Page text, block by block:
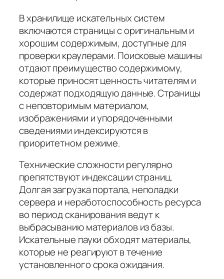
В хранилище искательных систем
включаются страницы с оригинальным и
хорошим содержимым, доступные для
проверки краулерами. Поисковые машины
отдают преимущество содержимому,
которые приносят ценность читателям и
содержат подходящую данные. Страницы
с неповторимым материалом,
изображениями и упорядоченными
сведениями индексируются в
приоритетном режиме.
Технические сложности регулярно
препятствуют индексации страниц.
Долгая загрузка портала, неполадки
сервера и неработоспособность ресурса
во период сканирования ведут к
выбрасыванию материалов из базы.
Искательные пауки обходят материалы,
которые не реагируют в течение
установленного срока ожидания.